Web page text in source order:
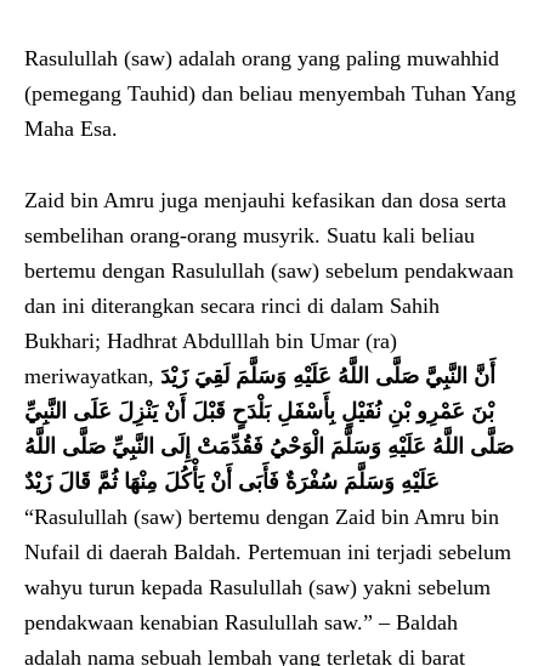
Rasulullah (saw) adalah orang yang paling muwahhid
(pemegang Tauhid) dan beliau menyembah Tuhan Yang
Maha Esa.
Zaid bin Amru juga menjauhi kefasikan dan dosa serta
sembelihan orang-orang musyrik. Suatu kali beliau
bertemu dengan Rasulullah (saw) sebelum pendakwaan
dan ini diterangkan secara rinci di dalam Sahih
Bukhari; Hadhrat Abdulllah bin Umar (ra)
meriwayatkan, أَنَّ النَّبِيَّ صَلَّى اللَّهُ عَلَيْهِ وَسَلَّمَ لَقِيَ زَيْدَ
بْنَ عَمْرِو بْنِ نُفَيْلٍ بِأَسْفَلِ بَلْدَحٍ قَبْلَ أَنْ يَنْزِلَ عَلَى النَّبِيِّ
صَلَّى اللَّهُ عَلَيْهِ وَسَلَّمَ الْوَحْيُ فَقُدِّمَتْ إِلَى النَّبِيِّ صَلَّى اللَّهُ
عَلَيْهِ وَسَلَّمَ سُفْرَةٌ فَأَبَى أَنْ يَأْكُلَ مِنْهَا ثُمَّ قَالَ زَيْدٌ
“Rasulullah (saw) bertemu dengan Zaid bin Amru bin
Nufail di daerah Baldah. Pertemuan ini terjadi sebelum
wahyu turun kepada Rasulullah (saw) yakni sebelum
pendakwaan kenabian Rasulullah saw.” – Baldah
adalah nama sebuah lembah yang terletak di barat